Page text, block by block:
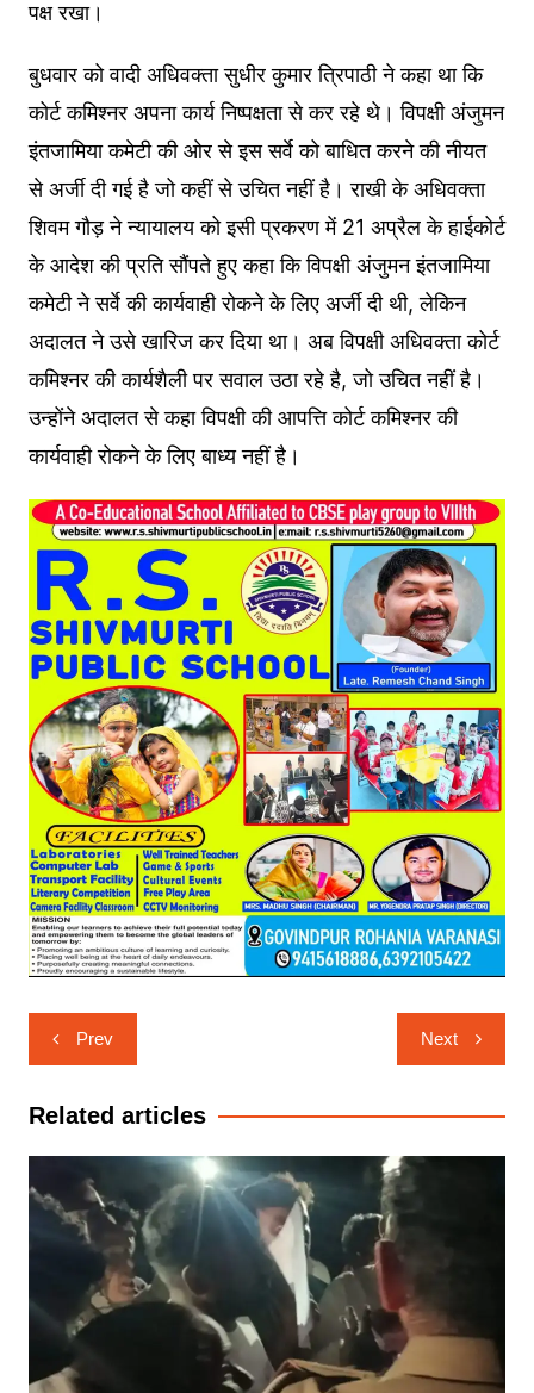
पक्ष रखा।
बुधवार को वादी अधिवक्ता सुधीर कुमार त्रिपाठी ने कहा था कि
कोर्ट कमिश्नर अपना कार्य निष्पक्षता से कर रहे थे। विपक्षी अंजुमन
इंतजामिया कमेटी की ओर से इस सर्वे को बाधित करने की नीयत
से अर्जी दी गई है जो कहीं से उचित नहीं है। राखी के अधिवक्ता
शिवम गौड़ ने न्यायालय को इसी प्रकरण में 21 अप्रैल के हाईकोर्ट
के आदेश की प्रति सौंपते हुए कहा कि विपक्षी अंजुमन इंतजामिया
कमेटी ने सर्वे की कार्यवाही रोकने के लिए अर्जी दी थी, लेकिन
अदालत ने उसे खारिज कर दिया था। अब विपक्षी अधिवक्ता कोर्ट
कमिश्नर की कार्यशैली पर सवाल उठा रहे है, जो उचित नहीं है।
उन्होंने अदालत से कहा विपक्षी की आपत्ति कोर्ट कमिश्नर की
कार्यवाही रोकने के लिए बाध्य नहीं है।
Post
navigation
Prev Next
Related articles